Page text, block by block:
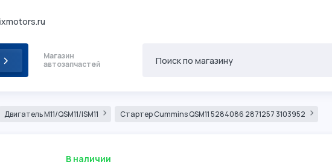
Магазин
автозапчастей
Двигатель М11/QSM11/ISM11 Стартер Cummins QSM11 5284086 2871257 3103952
В наличии